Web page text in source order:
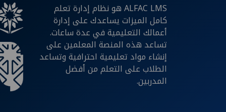
ALFAC LMS هو نظام إدارة تعلم
كامل الميزات يساعدك على إدارة
أعمالك التعليمية في عدة ساعات.
تساعد هذه المنصة المعلمين على
إنشاء مواد تعليمية احترافية وتساعد
الطلاب على التعلم من أفضل
المدربين.